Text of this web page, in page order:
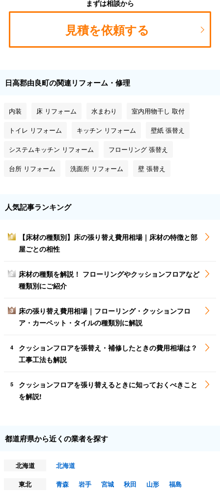
まずは相談から
見積を依頼する
日高郡由良町の関連リフォーム・修理
内装 床 リフォーム 水まわり 室内用物干し 取付
トイレ リフォーム キッチン リフォーム 壁紙 張替え
システムキッチン リフォーム フローリング 張替え
台所 リフォーム 洗面所 リフォーム 壁 張替え
人気記事ランキング
1
【床材の種類別】床の張り替え費用相場｜床材の特徴と部
屋ごとの相性
2
床材の種類を解説！ フローリングやクッションフロアなど
種類別にご紹介
3
床の張り替え費用相場｜フローリング・クッションフロ
ア・カーペット・タイルの種類別に解説
4
クッションフロアを張替え・補修したときの費用相場は？
工事工法も解説
5
クッションフロアを張り替えるときに知っておくべきこと
を解説!
都道府県から近くの業者を探す
北海道
北海道
東北
青森 岩手 宮城 秋田 山形
福島